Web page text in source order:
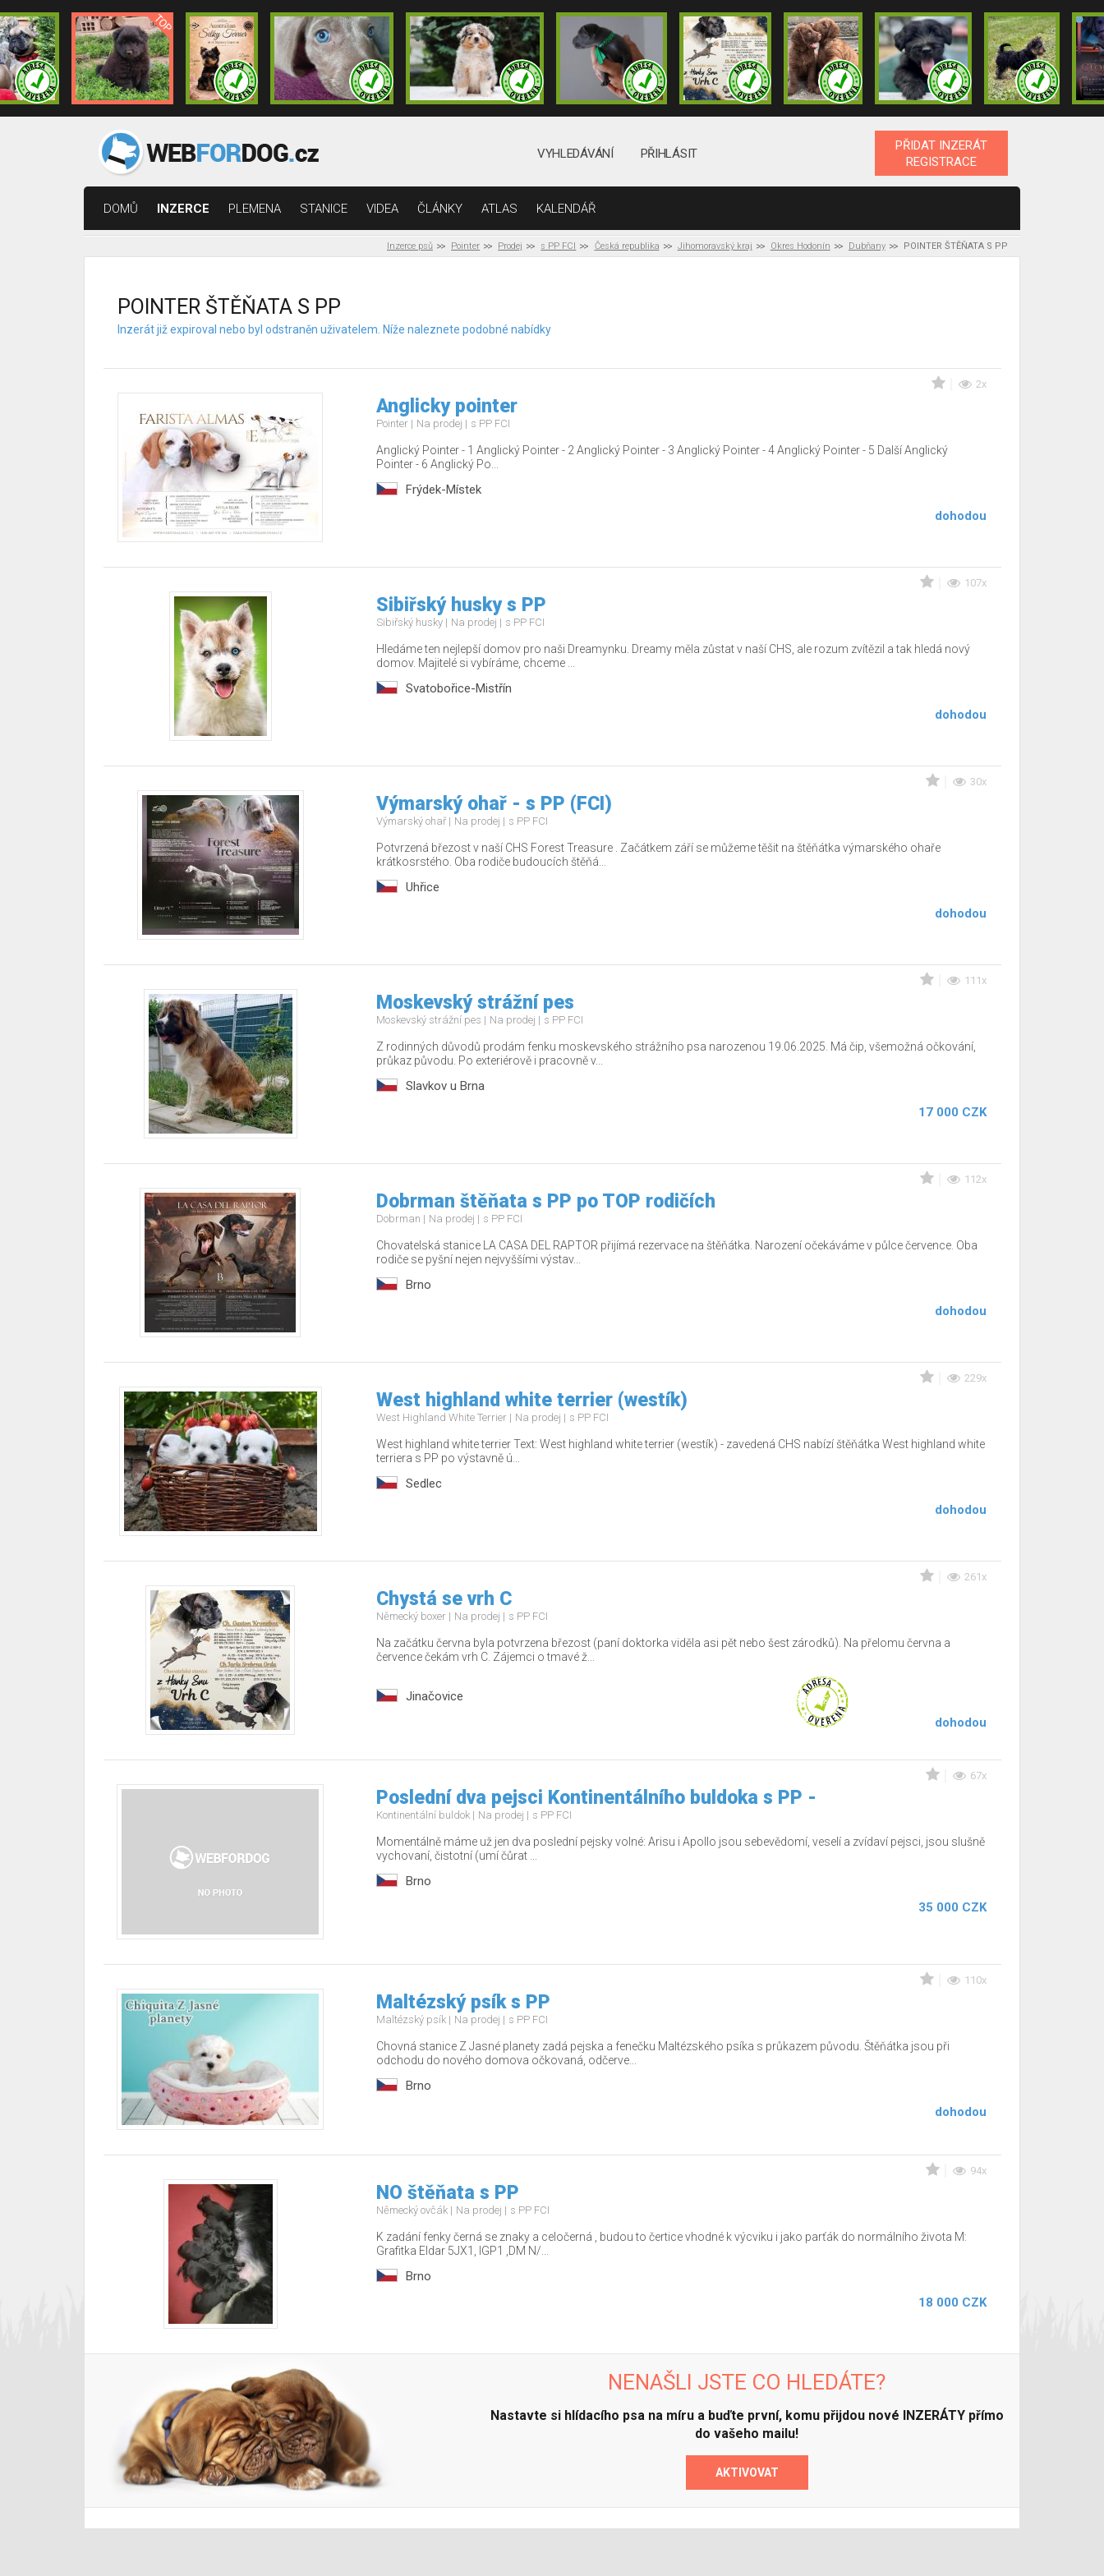
VYHLEDÁVÁNÍ PŘIHLÁSIT
PŘIDAT INZERÁT
REGISTRACE
DOMŮ INZERCE PLEMENA STANICE VIDEA ČLÁNKY ATLAS KALENDÁŘ
Inzerce psů Pointer Prodej s PP FCI Česká republika Jihomoravský kraj Okres Hodonín Dubňany POINTER ŠTĚŇATA S PP
POINTER ŠTĚŇATA S PP
Inzerát již expiroval nebo byl odstraněn uživatelem. Níže naleznete podobné nabídky
2x
Anglicky pointer
Pointer Na prodej s PP FCI
Anglický Pointer - 1 Anglický Pointer - 2 Anglický Pointer - 3 Anglický Pointer - 4 Anglický Pointer - 5 Další Anglický
Pointer - 6 Anglický Po...
Frýdek-Místek
dohodou
107x
Sibiřský husky s PP
Sibiřský husky Na prodej s PP FCI
Hledáme ten nejlepší domov pro naši Dreamynku. Dreamy měla zůstat v naší CHS, ale rozum zvítězil a tak hledá nový
domov. Majitelé si vybíráme, chceme ...
Svatobořice-Mistřín
dohodou
30x
Výmarský ohař - s PP (FCI)
Výmarský ohař Na prodej s PP FCI
Potvrzená březost v naší CHS Forest Treasure . Začátkem září se můžeme těšit na štěňátka výmarského ohaře
krátkosrstého. Oba rodiče budoucích štěňá...
Uhřice
dohodou
111x
Moskevský strážní pes
Moskevský strážní pes Na prodej s PP FCI
Z rodinných důvodů prodám fenku moskevského strážního psa narozenou 19.06.2025. Má čip, všemožná očkování,
průkaz původu. Po exteriérově i pracovně v...
Slavkov u Brna
17 000 CZK
112x
Dobrman štěňata s PP po TOP rodičích
Dobrman Na prodej s PP FCI
Chovatelská stanice LA CASA DEL RAPTOR přijímá rezervace na štěňátka. Narození očekáváme v půlce července. Oba
rodiče se pyšní nejen nejvyššími výstav...
Brno
dohodou
229x
West highland white terrier (westík)
West Highland White Terrier Na prodej s PP FCI
West highland white terrier Text: West highland white terrier (westík) - zavedená CHS nabízí štěňátka West highland white
terriera s PP po výstavně ú...
Sedlec
dohodou
261x
Chystá se vrh C
Německý boxer Na prodej s PP FCI
Na začátku června byla potvrzena březost (paní doktorka viděla asi pět nebo šest zárodků). Na přelomu června a
července čekám vrh C. Zájemci o tmavé ž...
Jinačovice
dohodou
67x
Poslední dva pejsci Kontinentálního buldoka s PP -
Kontinentální buldok Na prodej s PP FCI
Momentálně máme už jen dva poslední pejsky volné: Arisu i Apollo jsou sebevědomí, veselí a zvídaví pejsci, jsou slušně
vychovaní, čistotní (umí čůrat ...
Brno
35 000 CZK
110x
Maltézský psík s PP
Maltézský psík Na prodej s PP FCI
Chovná stanice Z Jasné planety zadá pejska a fenečku Maltézského psíka s průkazem původu. Štěňátka jsou při
odchodu do nového domova očkovaná, odčerve...
Brno
dohodou
94x
NO štěňata s PP
Německý ovčák Na prodej s PP FCI
K zadání fenky černá se znaky a celočerná , budou to čertice vhodné k výcviku i jako parťák do normálního života M:
Grafitka Eldar 5JX1, IGP1 ,DM N/...
Brno
18 000 CZK
NENAŠLI JSTE CO HLEDÁTE?
Nastavte si hlídacího psa na míru a buďte první, komu přijdou nové INZERÁTY přímo
do vašeho mailu!
AKTIVOVAT